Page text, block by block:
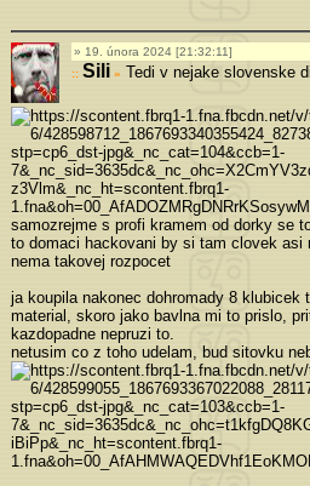
19. února 2024 [21:32:11]
Sili » Tedi v nejake slovenske
samozrejme s profi kramem od dorky se
to domaci hackovani by si tam clovek asi
nema takovej rozpocet
ja koupila nakonec dohromady 8 klubicek
material, skoro jako bavlna mi to prislo,
kazdopadne nepruzi to.
netusim co z toho udelam, bud sitovku